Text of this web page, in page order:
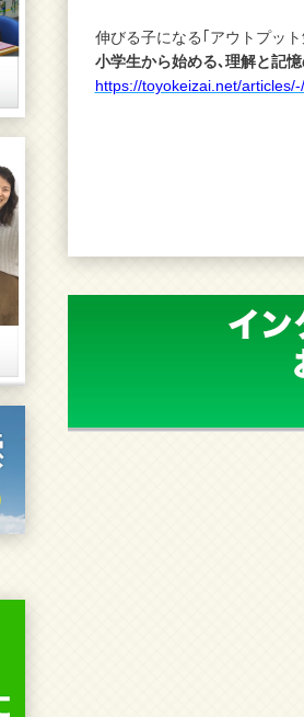
伸びる子になる｢アウトプッ
小学生から始める､理解と記
https://toyokeizai.net/